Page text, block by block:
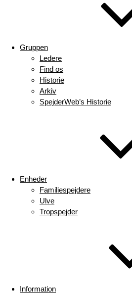
Gruppen
Ledere
Find os
Historie
Arkiv
SpejderWeb’s Historie
Enheder
Familiespejdere
Ulve
Tropspejder
Information